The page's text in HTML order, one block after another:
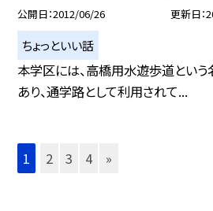
公開日 2012/06/26 更新日
ちょっといい話
本学区には、高橋用水遊歩道とい
あり、通学路として利用されて...
1 2 3 4 »